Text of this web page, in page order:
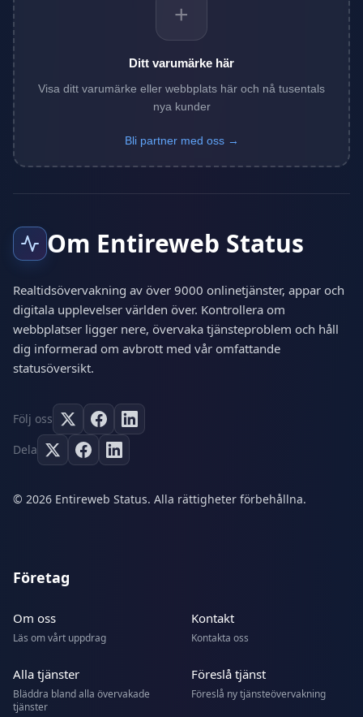
+
Ditt varumärke här
Visa ditt varumärke eller webbplats här och nå tusentals
nya kunder
Bli partner med oss →
Om Entireweb Status
Realtidsövervakning av över 9000 onlinetjänster, appar och
digitala upplevelser världen över. Kontrollera om
webbplatser ligger nere, övervaka tjänsteproblem och håll
dig informerad om avbrott med vår omfattande
statusöversikt.
Följ oss
Dela
© 2026 Entireweb Status. Alla rättigheter förbehållna.
Företag
Om oss
Läs om vårt uppdrag
Kontakt
Kontakta oss
Alla tjänster
Bläddra bland alla övervakade
tjänster
Föreslå tjänst
Föreslå ny tjänsteövervakning